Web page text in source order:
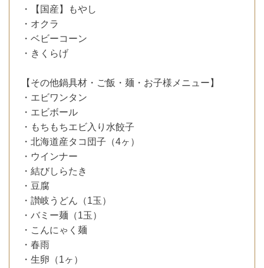
・【国産】もやし
・オクラ
・ベビーコーン
・きくらげ
【その他鍋具材・ご飯・麺・お子様メニュー】
・エビワンタン
・エビボール
・もちもちエビ入り水餃子
・北海道産タコ団子（4ヶ）
・ウインナー
・結びしらたき
・豆腐
・讃岐うどん（1玉）
・バミー麺（1玉）
・こんにゃく麺
・春雨
・生卵（1ヶ）